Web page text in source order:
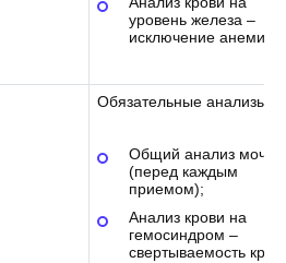
уровень железа –
исключение анемии
Обязательные анализы:
Общий анализ мочи
(перед каждым
приемом);
Анализ крови на
гемосиндром –
свертываемость